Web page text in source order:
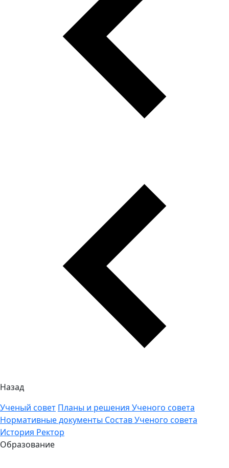
Назад
Ученый совет Планы и решения Ученого совета
Нормативные документы Состав Ученого совета
История Ректор
Образование